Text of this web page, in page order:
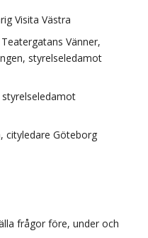
Visita Västra
Vänner,
styrelseledamot
cityledare Göteborg
frågor före, under och